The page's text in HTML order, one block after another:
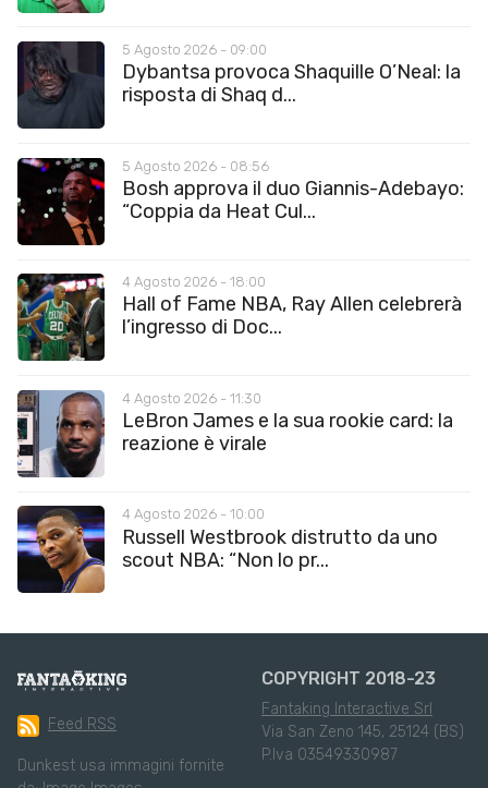
5 Agosto 2026 - 09:00
Dybantsa provoca Shaquille O’Neal: la
risposta di Shaq d...
5 Agosto 2026 - 08:56
Bosh approva il duo Giannis-Adebayo:
“Coppia da Heat Cul...
4 Agosto 2026 - 18:00
Hall of Fame NBA, Ray Allen celebrerà
l’ingresso di Doc...
4 Agosto 2026 - 11:30
LeBron James e la sua rookie card: la
reazione è virale
4 Agosto 2026 - 10:00
Russell Westbrook distrutto da uno
scout NBA: “Non lo pr...
Feed RSS
Dunkest usa immagini fornite
COPYRIGHT 2018-23
Fantaking Interactive Srl
Via San Zeno 145, 25124 (BS)
P.Iva 03549330987